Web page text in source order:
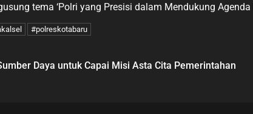
tema ‘Polri yang Presisi dalam Mendukung
#polreskotabaru
Daya untuk Capai Misi Asta Cita Pemerintahan